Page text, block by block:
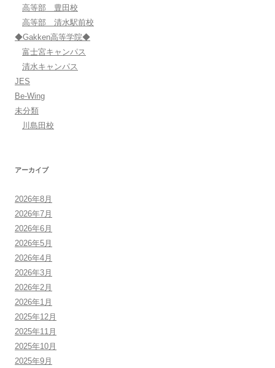
高等部 豊田校
高等部 清水駅前校
◆Gakken高等学院◆
富士宮キャンパス
清水キャンパス
JES
Be-Wing
未分類
川島田校
アーカイブ
2026年8月
2026年7月
2026年6月
2026年5月
2026年4月
2026年3月
2026年2月
2026年1月
2025年12月
2025年11月
2025年10月
2025年9月